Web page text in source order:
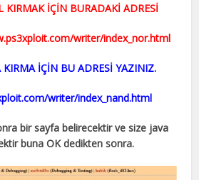
KIRMAK İÇİN BURADAKİ ADRESİ
writer/index_nor.html
KIRMA İÇİN BU ADRESİ YAZINIZ.
writer/index_nand.html
bir sayfa belirecektir ve size java
buna OK dedikten sonra.